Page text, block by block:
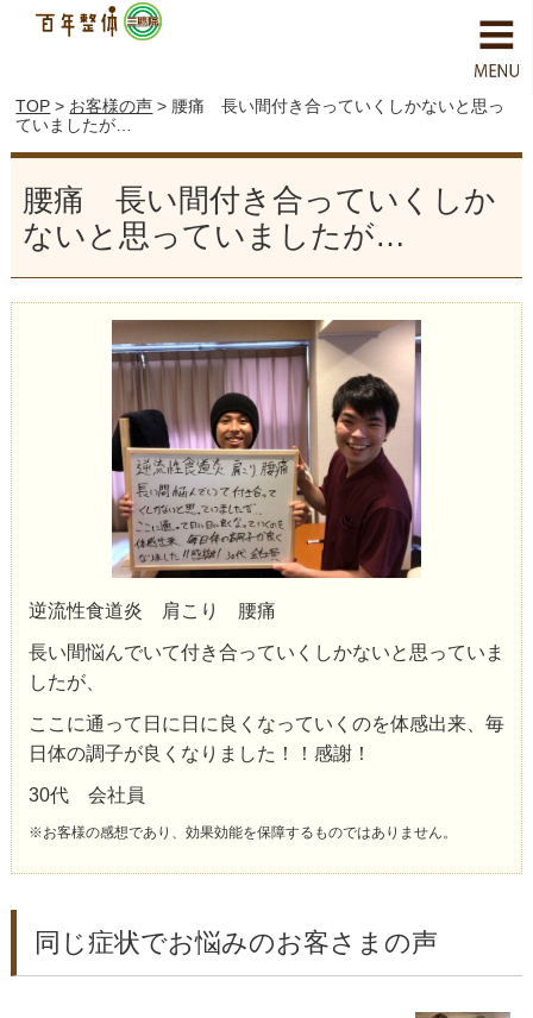
TOP > お客様の声 > 腰痛 長い間付き合っていくしかないと思っ
ていましたが…
腰痛 長い間付き合っていくしか
ないと思っていましたが…
逆流性食道炎 肩こり 腰痛
長い間悩んでいて付き合っていくしかないと思っていま
したが、
ここに通って日に日に良くなっていくのを体感出来、毎
日体の調子が良くなりました！！感謝！
30代 会社員
※お客様の感想であり、効果効能を保障するものではありません。
同じ症状でお悩みのお客さまの声